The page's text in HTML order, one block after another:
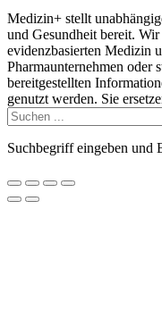
Medizin+ stellt
und Gesundheit bereit.
evidenzbasierten Medizin
Pharmaunternehmen oder
bereitgestellten
genutzt werden. Sie
Suchbegriff eingeben und